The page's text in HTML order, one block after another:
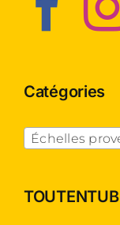
Catégories
Échelles
TOUTENTUB